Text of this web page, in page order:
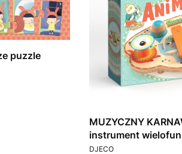
puzzle
MUZYCZNY
instrument
PRODUCENT
DJECO